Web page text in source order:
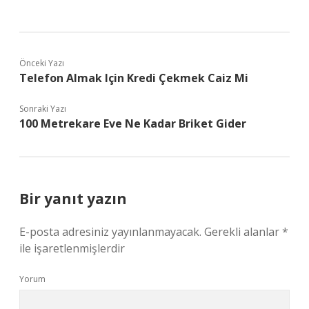
Önceki Yazı
Telefon Almak Için Kredi Çekmek Caiz Mi
Sonraki Yazı
100 Metrekare Eve Ne Kadar Briket Gider
Bir yanıt yazın
E-posta adresiniz yayınlanmayacak. Gerekli alanlar*
ile işaretlenmişlerdir
Yorum